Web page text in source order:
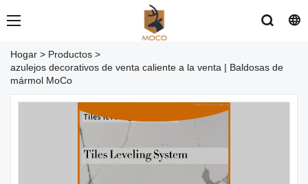
Hogar > Productos >
azulejos decorativos de venta caliente a la venta | Baldosas de
mármol MoCo